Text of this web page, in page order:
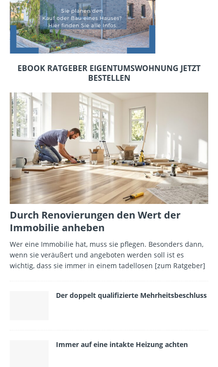
EBOOK RATGEBER EIGENTUMSWOHNUNG JETZT
BESTELLEN
Durch Renovierungen den Wert der
Immobilie anheben
Wer eine Immobilie hat, muss sie pflegen. Besonders dann,
wenn sie veräußert und angeboten werden soll ist es
wichtig, dass sie immer in einem tadellosen [zum Ratgeber]
Der doppelt qualifizierte Mehrheitsbeschluss
Immer auf eine intakte Heizung achten